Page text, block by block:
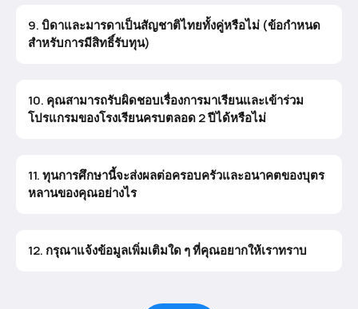
9. บิดาและมารดาเป็นสัญชาติไทยทั้งคู่หรือไม่ (ข้อกำหนด
สำหรับการมีสิทธิ์รับทุน)
10. คุณสามารถรับผิดชอบเรื่องการมาเรียนและเข้าร่วม
โปรแกรมของโรงเรียนครบตลอด 2 ปีได้หรือไม่
11. ทุนการศึกษานี้จะส่งผลต่อครอบครัวและอนาคตของบุตร
หลานของคุณอย่างไร
12. กรุณาแจ้งข้อมูลเพิ่มเติมใด ๆ ที่คุณอยากให้เราทราบ